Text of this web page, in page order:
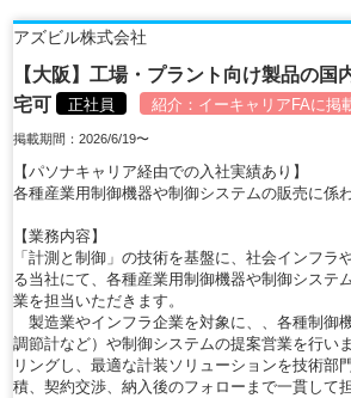
アズビル株式会社
【大阪】工場・プラント向け製品の
宅可
正社員 紹介： イーキャリアFAに掲
掲載期間：2026/6/19〜
【パソナキャリア経由での入社実績あり】
各種産業用制御機器や制御システムの販売に係
【業務内容】
「計測と制御」の技術を基盤に、社会インフラ
る当社にて、各種産業用制御機器や制御システ
業を担当いただきます。
製造業やインフラ企業を対象に、、各種制御
調節計など）や制御システムの提案営業を行い
リングし、最適な計装ソリューションを技術部
積、契約交渉、納入後のフォローまで一貫して